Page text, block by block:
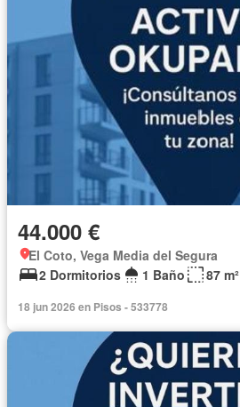
44.000 €
El Coto, Vega Media del Segura
2 Dormitorios
1 Baño 87 m²
18 jun 2026 en Pisos - 533778